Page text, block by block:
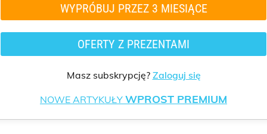
WYPRÓBUJ PRZEZ 3 MIESIĄCE
OFERTY Z PREZENTAMI
Masz subskrypcję? Zaloguj się
NOWE ARTYKUŁY WPROST PREMIUM